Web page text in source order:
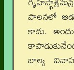
పాలనలో
కాదు.
బాల్య